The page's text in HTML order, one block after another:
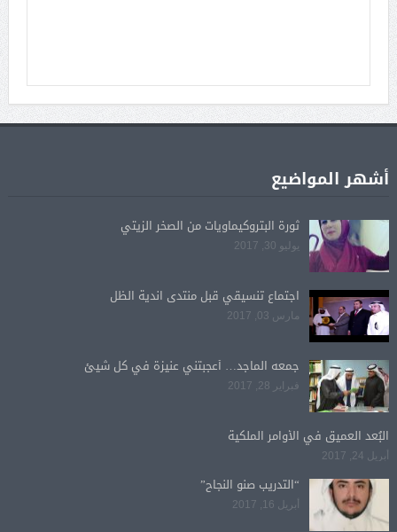
أشهر المواضيع
ثورة البتروكيماويات من الصخر الزيتي
يوليو 30, 2017
اجتماع تنسيقي قبل منتدى اندية الظل
مارس 03, 2017
جمعه الماجد… أعجبتني عنيزة في كل شيئ
فبراير 28, 2017
البُعد العميق في الأوامر الملكية
أبريل 24, 2017
“التدريب صنو النجاح”
أبريل 16, 2017